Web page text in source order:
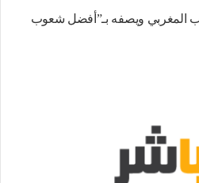
المغربي ويصفه بـ”أفضل شعوب